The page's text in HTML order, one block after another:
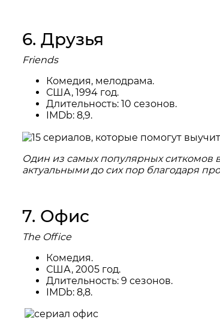
6. Друзья
Friends
Комедия, мелодрама.
США, 1994 год.
Длительность: 10 сезонов.
IMDb: 8,9.
Один из самых популярных ситкомов
актуальными до сих пор благодаря
7. Офис
The Office
Комедия.
США, 2005 год.
Длительность: 9 сезонов.
IMDb: 8,8.